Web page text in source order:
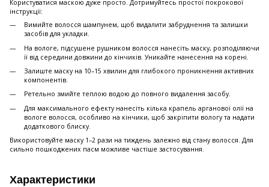
Користуватися маскою дуже просто. Дотримуйтесь простої покрокової
інструкції:
Вимийте волосся шампунем, щоб видалити забруднення та залишки
засобів для укладки.
На вологе, підсушене рушником волосся нанесіть маску, розподіляючи
її від середини довжини до кінчиків. Уникайте нанесення на корені.
Залиште маску на 10–15 хвилин для глибокого проникнення активних
компонентів.
Ретельно змийте теплою водою до повного видалення засобу.
Для максимального ефекту нанесіть кілька крапель арганової олії на
вологе волосся, особливо на кінчики, щоб закріпити вологу та надати
додаткового блиску.
Використовуйте маску 1–2 рази на тиждень залежно від стану волосся. Для
сильно пошкоджених пасм можливе частіше застосування.
Характеристики